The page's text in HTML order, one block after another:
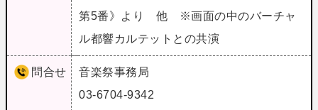
第5番》より 他 ※画面の中のバーチャ
ル都響カルテットとの共演
問合せ
音楽祭事務局
03-6704-9342